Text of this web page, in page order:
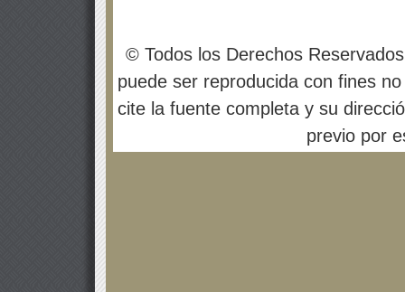
© Todos los Derechos
puede ser reproducida con fines
cite la fuente completa y su
previo por